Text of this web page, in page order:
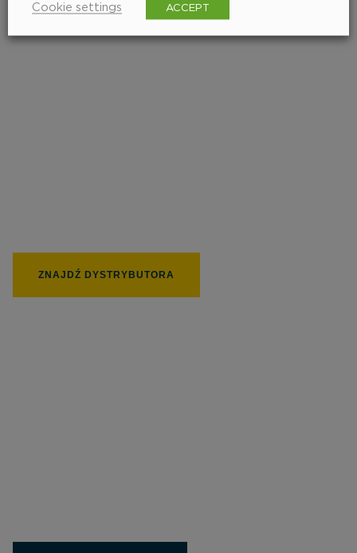
ZNAJDŹ DYSTRYBUTORA
Cookie settings ACCEPT